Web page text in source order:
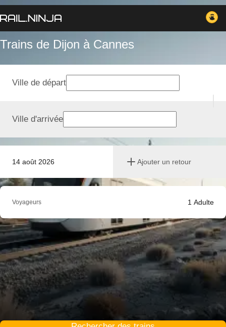
Trains de Dijon à Cannes
14 août 2026 Ajouter un retour
Ville de départ
Ville d'arrivée
Voyageurs 1 Adulte